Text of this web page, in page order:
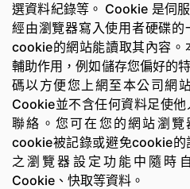
選資料紀錄等。 Cookie 是伺
經由瀏覽器寫入使用者硬碟
cookie的網站能讀取其內容
輔助作用，例如儲存您偏好的
碼以方便您上網至本公司網
Cookie並不含任何資料足使
聯絡。您可在您的網站瀏
cookie被記錄或避免cookie的
之瀏覽器設定功能中隨時
Cookie、快取等資料。